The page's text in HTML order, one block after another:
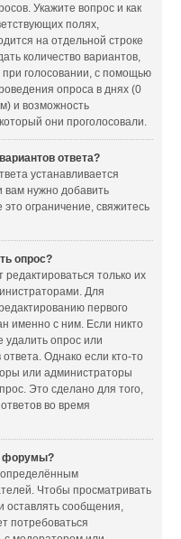
Укажите вопрос и как
полях,
на отдельной строке
количество вариантов,
при голосовании, с помощью
опроса в днях (0
и возможность
они проголосовали.
ответа?
устанавливается
нужно добавить
ограничение, свяжитесь
опрос?
только их
Для
первого
именно с ним. Если никто
удалить опрос или
Однако если кто-то
или администраторы
Это сделано для того,
во время
форумы?
Чтобы просматривать
оставлять сообщения,
потребоваться